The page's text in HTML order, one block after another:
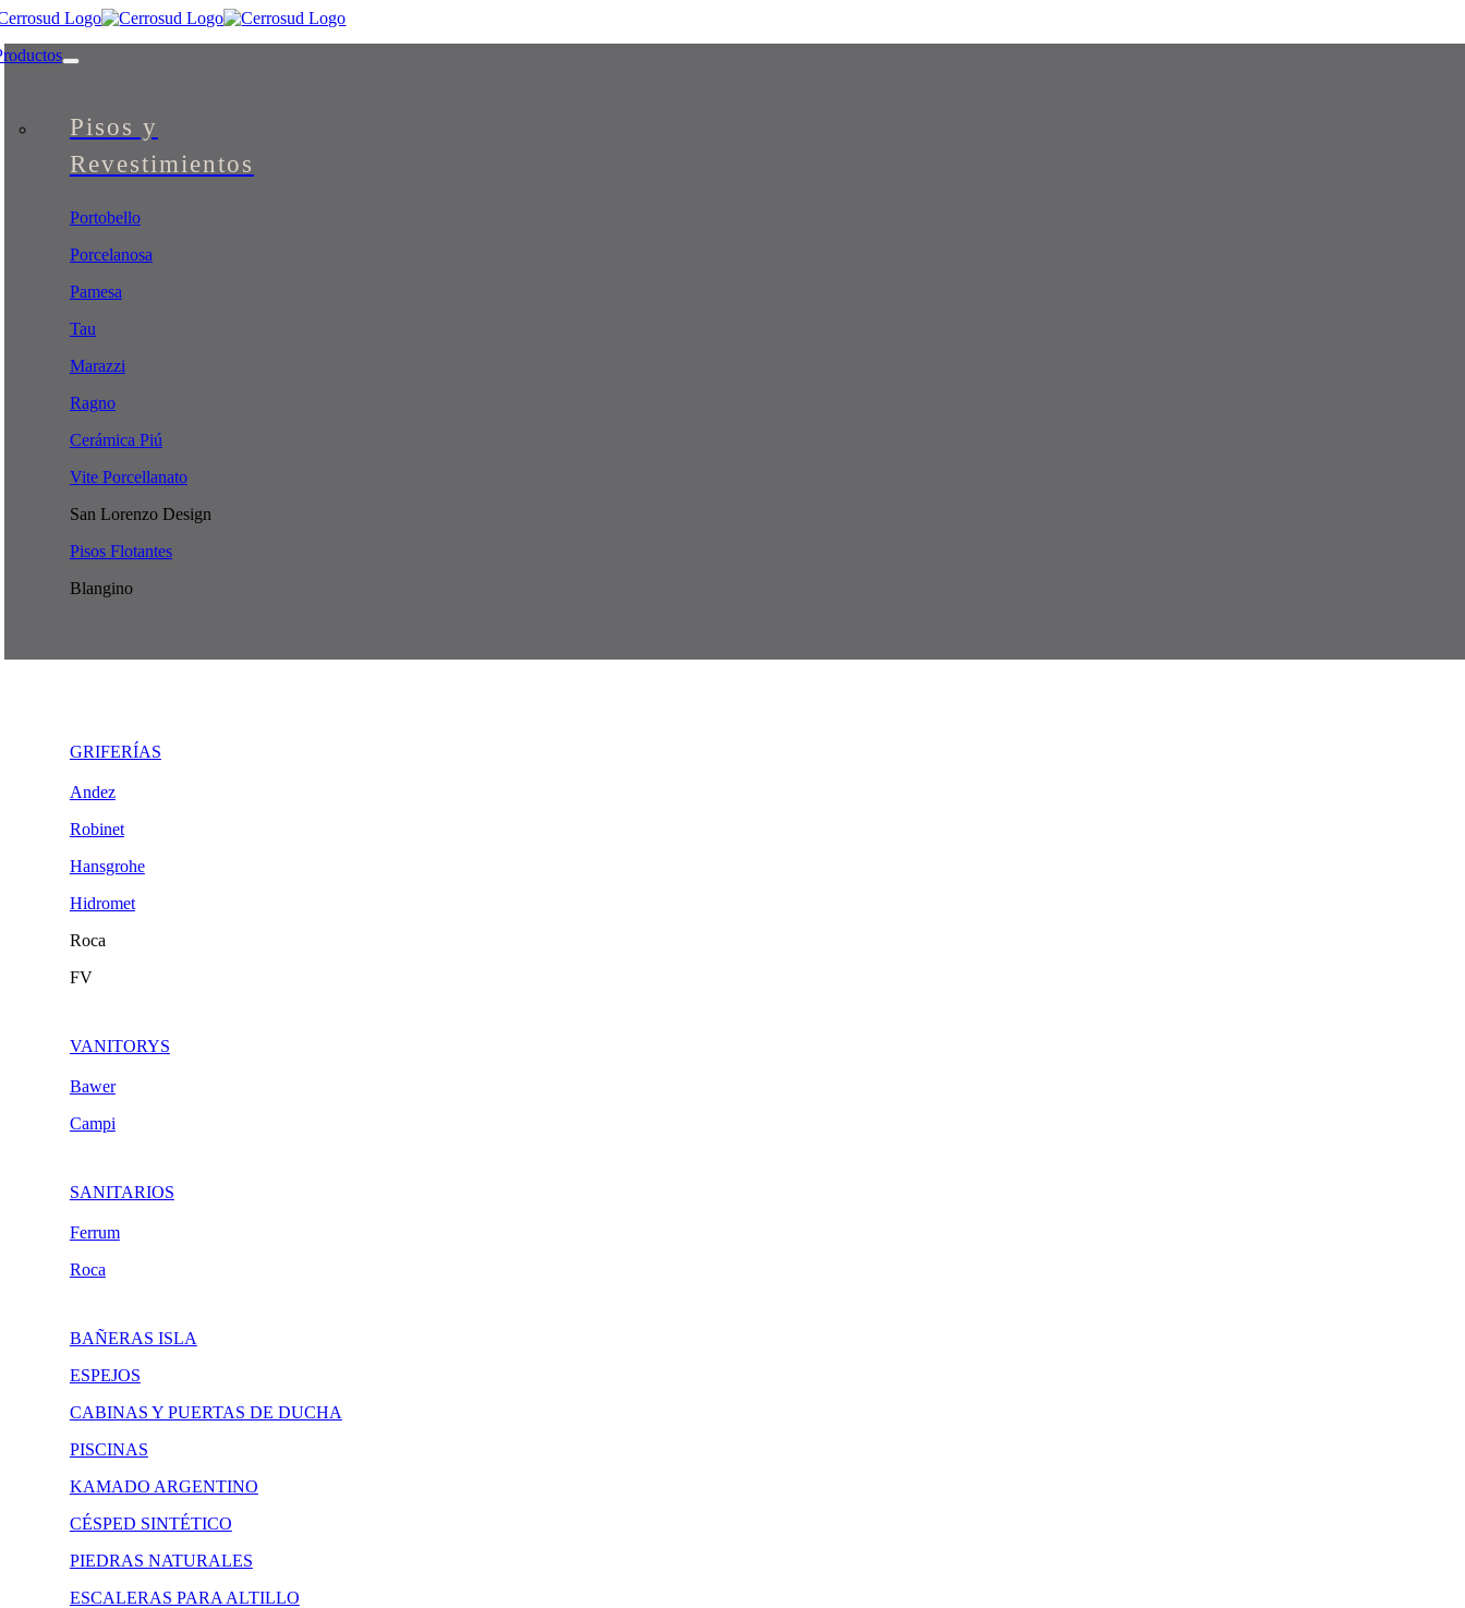
Skip
content
Pisos y
Revestimientos
Portobello
Porcelanosa
Pamesa
Tau
Marazzi
Ragno
Cerámica Piú
Vite Porcellanato
San Lorenzo Design
Pisos Flotantes
Blangino
GRIFERÍAS
Andez
Robinet
Hansgrohe
Hidromet
Roca
FV
VANITORYS
Bawer
Campi
SANITARIOS
Ferrum
Roca
BAÑERAS ISLA
ESPEJOS
CABINAS Y PUERTAS DE DUCHA
PISCINAS
KAMADO ARGENTINO
CÉSPED SINTÉTICO
PIEDRAS NATURALES
ESCALERAS PARA ALTILLO